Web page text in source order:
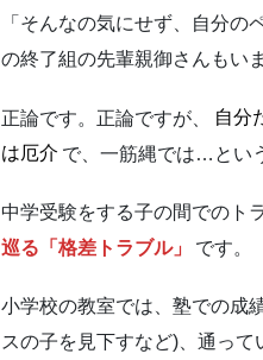
「そんなの気にせず、自分
の終了組の先輩親御さんもいま
正論です。正論ですが、
自分
は厄介 で、一筋縄では…とい
中学受験をする子の間でのト
巡る「格差トラブル」
です。
小学校の教室では、塾での成
スの子を見下すなど)、通っ